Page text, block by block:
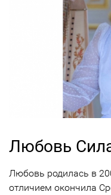
Любовь
Любовь родилась в
отличием окончила